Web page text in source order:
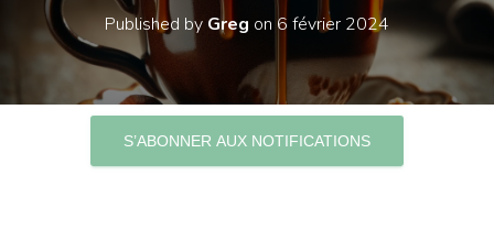
Published by Greg on 6 février 2024
S’ABONNER AUX NOTIFICATIONS